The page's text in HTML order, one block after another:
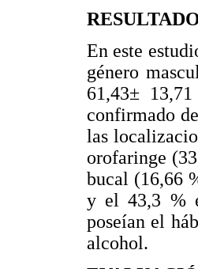
En este
género
61,43±
confirmado
las
orofaringe
bucal (16,66
y el 43,3 %
poseían el
alcohol.